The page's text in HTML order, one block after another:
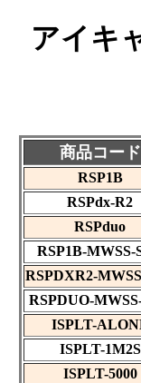
アイキ
商品コード
RSP1B
RSPdx-R2
RSPduo
RSP1B-MWSS-
RSPDXR2-
RSPDUO-
ISPLT-
ISPLT-1M2S
ISPLT-5000